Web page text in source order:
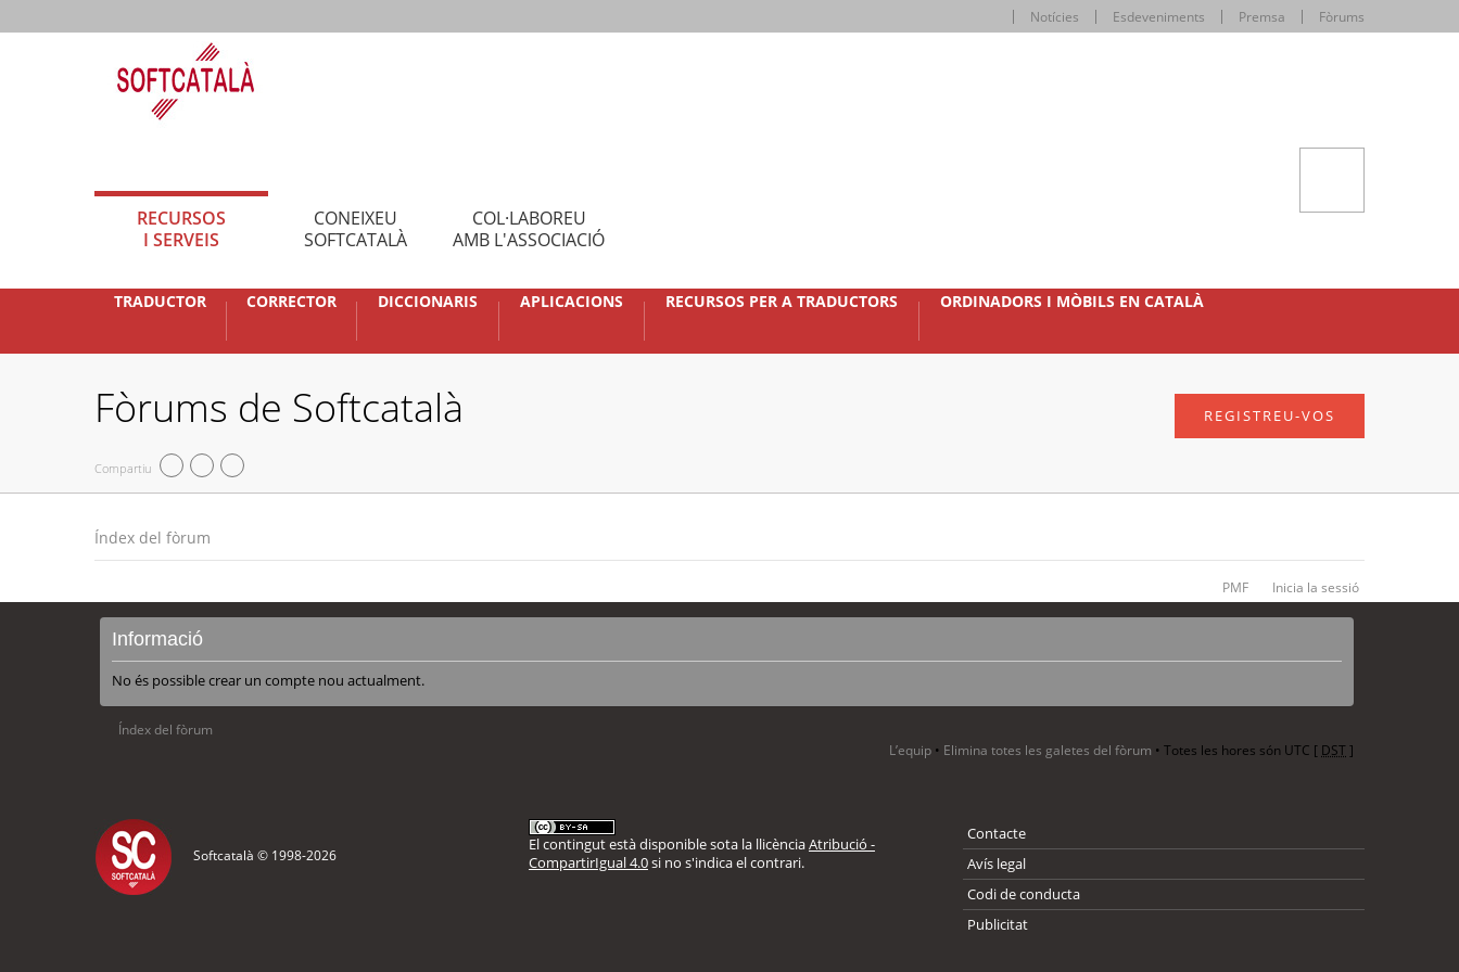
Notícies Esdeveniments Premsa Fòrums
RECURSOS
I SERVEIS
CONEIXEU
SOFTCATALÀ
COL·LABOREU
AMB L'ASSOCIACIÓ
TRADUCTOR CORRECTOR DICCIONARIS APLICACIONS RECURSOS PER A TRADUCTORS ORDINADORS I MÒBILS EN CATALÀ
Fòrums de Softcatalà
Compartiu
REGISTREU-VOS
Índex del fòrum
PMF Inicia la sessió
Informació
No és possible crear un compte nou actualment.
Índex del fòrum
L’equip • Elimina totes les galetes del fòrum • Totes les hores són UTC [ DST]
Softcatalà © 1998-2026
El contingut està disponible sota la llicènciaAtribució -
CompartirIgual 4.0si no s'indica el contrari.
Contacte
Avís legal
Codi de conducta
Publicitat